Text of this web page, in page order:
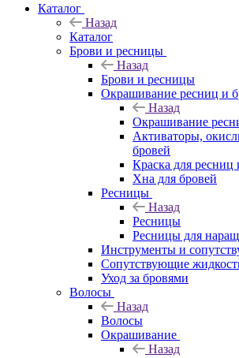
Каталог
Назад
Каталог
Брови и ресницы
Назад
Брови и ресницы
Окрашивание ресниц и
Назад
Окрашивание
Активаторы,
бровей
Краска для ресниц
Хна для бровей
Ресницы
Назад
Ресницы
Ресницы для
Инструменты и
Сопутствующие
Уход за бровями
Волосы
Назад
Волосы
Окрашивание
Назад